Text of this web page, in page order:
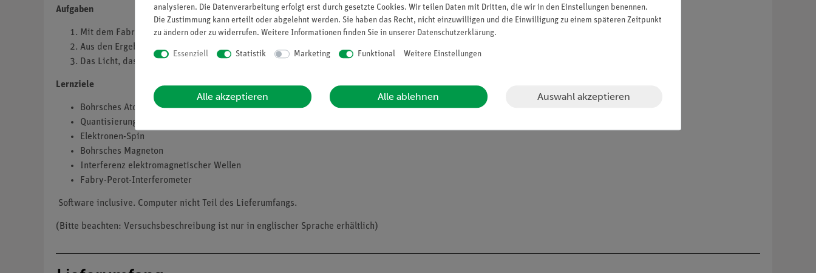
Aufgaben
Mit dem Fabry-Perot-Interferometer wird die Aufspaltung der Energieniveaus in Abhängigkeit von der magnetischen Flussdichte gemessen
Aus den Ergebnissen der Messung wird das Bohrsche Magneton berechnet
Das Licht, das in Richtung des Magnetfeldes emittiert wird, wird qualitativ untersucht (longitudinaler Zeeman-Effekt)
Lernziele
Bohrsches Atommodell
Quantisierung der Energieniveaus
Elektronen-Spin
Bohrsches Magneton
Interferenz elektromagnetischer Wellen
Fabry-Perot-Interferometer
Software inclusive. Computer nicht Teil des Lieferumfangs.
(Bitte beachten: Versuchsbeschreibung ist nur in englischer Sprache erhältlich)
analysieren. Die Datenverarbeitung erfolgt erst durch gesetzte Cookies. Wir teilen Daten mit Dritten, die wir in den Einstellungen benennen.
Die Zustimmung kann erteilt oder abgelehnt werden. Sie haben das Recht, nicht einzuwilligen und die Einwilligung zu einem späteren Zeitpunkt
zu ändern oder zu widerrufen. Weitere Informationen finden Sie in unserer Daten­schutz­erklärung.
Essenziell Statistik Marketing Funktional Weitere Einstellungen
Alle akzeptieren Alle ablehnen Auswahl akzeptieren